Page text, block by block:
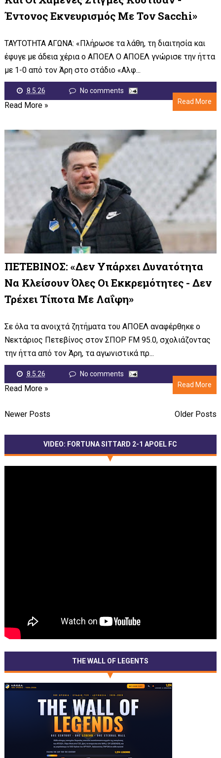
Έντονος Εκνευρισμός Με Τον Sacchi»
ΤΑΥΤΟΤΗΤΑ ΑΓΩΝΑ: «Πλήρωσε τα λάθη, τη διαιτησία και
έφυγε με άδεια χέρια ο ΑΠΟΕΛ Ο ΑΠΟΕΛ γνώρισε την ήττα
με 1-0 από τον Άρη στο στάδιο «Αλφ...
8.5.26
No comments
Read More
Read More »
ΠΕΤΕΒΙΝΟΣ: «Δεν Υπάρχει Δυνατότητα
Να Κλείσουν Όλες Οι Εκκρεμότητες - Δεν
Τρέχει Τίποτα Με Λαΐφη»
Σε όλα τα ανοιχτά ζητήματα του ΑΠΟΕΛ αναφέρθηκε ο
Νεκτάριος Πετεβίνος στον ΣΠΟΡ FM 95.0, σχολιάζοντας
την ήττα από τον Άρη, τα αγωνιστικά πρ...
8.5.26
No comments
Read More
Read More »
Newer Posts Older Posts
VIDEO: FORTUNA SITTARD 2-1 APOEL FC
THE WALL OF LEGENTS